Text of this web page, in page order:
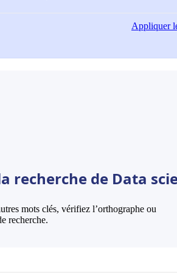
Appliquer
recherche de Data
mots clés, vérifiez l’orthographe ou
recherche.